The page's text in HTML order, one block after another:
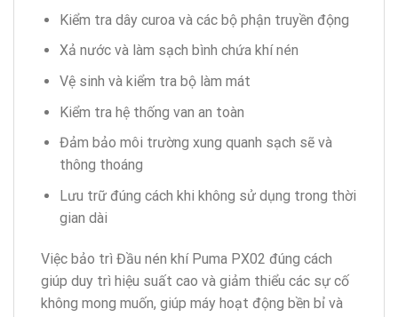
Kiểm tra dây curoa và các bộ phận truyền động
Xả nước và làm sạch bình chứa khí nén
Vệ sinh và kiểm tra bộ làm mát
Kiểm tra hệ thống van an toàn
Đảm bảo môi trường xung quanh sạch sẽ và
thông thoáng
Lưu trữ đúng cách khi không sử dụng trong thời
gian dài
Việc bảo trì Đầu nén khí Puma PX02 đúng cách
giúp duy trì hiệu suất cao và giảm thiểu các sự cố
không mong muốn, giúp máy hoạt động bền bỉ và